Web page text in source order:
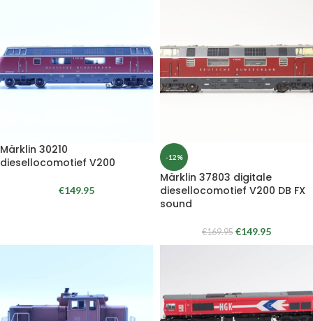
Märklin 30210
diesellocomotief V200
€149.95
-12%
Märklin 37803 digitale
diesellocomotief V200 DB FX
sound
€169.95 €149.95